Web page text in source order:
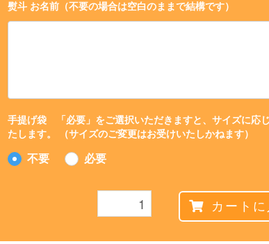
熨斗 お名前（不要の場合は空白のままで結構です）
手提げ袋 「必要」をご選択いただきますと、サイズに応
たします。 （サイズのご変更はお受けいたしかねます）
不要 必要
カート